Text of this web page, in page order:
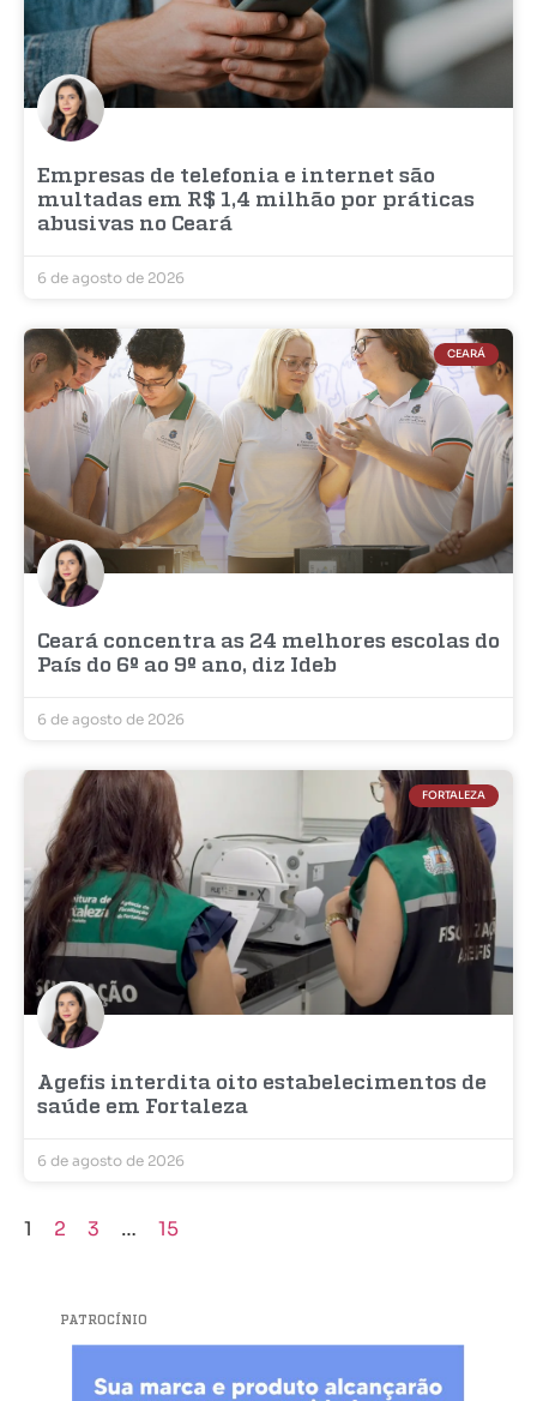
Empresas de telefonia e internet são
multadas em R$ 1,4 milhão por práticas
abusivas no Ceará
6 de agosto de 2026
CEARÁ
Ceará concentra as 24 melhores escolas do
País do 6º ao 9º ano, diz Ideb
6 de agosto de 2026
FORTALEZA
Agefis interdita oito estabelecimentos de
saúde em Fortaleza
6 de agosto de 2026
1 2 3 … 15
PATROCÍNIO